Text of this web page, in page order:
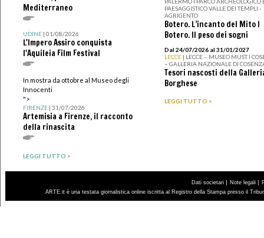
Mediterraneo
UDINE| 01/08/2026
L'Impero Assiro conquista
l'Aquileia Film Festival
In mostra da ottobre al Museo degli
Innocenti
">
FIRENZE| 31/07/2026
Artemisia a Firenze, il racconto
della rinascita
LEGGI TUTTO >
PAESAGGISTICO VALLE DEI TEMPLI -
AGRIGENTO
Botero. L’incanto del Mito I
Botero. Il peso dei sogni
Dal 24/07/2026 al 31/01/2027
LECCE | LECCE – MUSEO MUST I
– GALLERIA NAZIONALE DI
Tesori nascosti della
Borghese
LEGGI TUTTO >
Dati societari | Note legali |
ARTE.it è una testata giornalistica online iscritta al Registro della Stampa presso il